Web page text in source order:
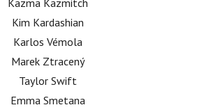
Kazma Kazmitch
Kim Kardashian
Karlos Vémola
Marek Ztracený
Taylor Swift
Emma Smetana